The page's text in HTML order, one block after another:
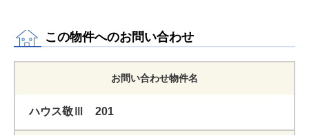
この物件へのお問い合わせ
お問い合わせ物件名
ハウス敬Ⅲ 201